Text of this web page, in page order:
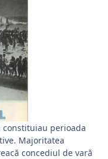
perioada
Majoritatea
concediul de vară